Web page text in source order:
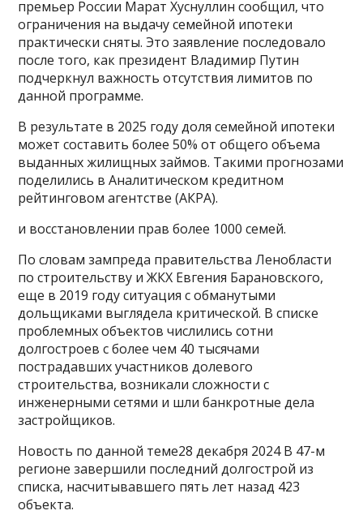
премьер России Марат Хуснуллин сообщил, что
ограничения на выдачу семейной ипотеки
практически сняты. Это заявление последовало
после того, как президент Владимир Путин
подчеркнул важность отсутствия лимитов по
данной программе.
В результате в 2025 году доля семейной ипотеки
может составить более 50% от общего объема
выданных жилищных займов. Такими прогнозами
поделились в Аналитическом кредитном
рейтинговом агентстве (АКРА).
и восстановлении прав более 1000 семей.
По словам зампреда правительства Ленобласти
по строительству и ЖКХ Евгения Барановского,
еще в 2019 году ситуация с обманутыми
дольщиками выглядела критической. В списке
проблемных объектов числились сотни
долгостроев с более чем 40 тысячами
пострадавших участников долевого
строительства, возникали сложности с
инженерными сетями и шли банкротные дела
застройщиков.
Новость по данной теме28 декабря 2024 В 47-м
регионе завершили последний долгострой из
списка, насчитывавшего пять лет назад 423
объекта.